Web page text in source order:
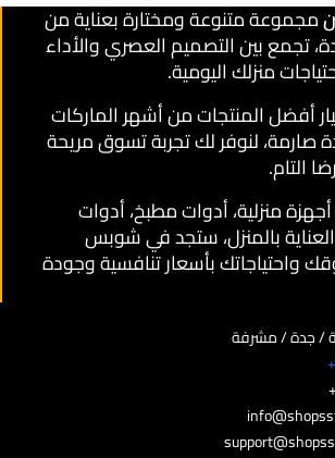
مجموعة متنوعة ومختارة بعناية من
تجمع بين التصميم العصري والأداء
منزلك اليومية.
أفضل المنتجات من أشهر الماركات
صارمة، لنوفر لك تجربة تسوق مريحة
التام.
منزلية، أدوات مطبخ، أدوات
العناية بالمنزل، ستجد في شوبس
واحتياجاتك بأسعار تنافسية وجودة
/ جدة / مشرفة